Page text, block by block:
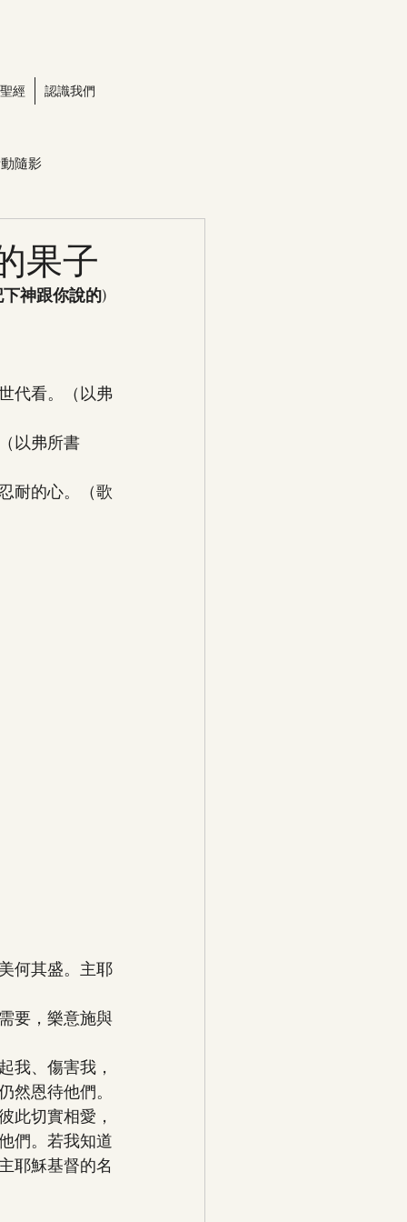
經 認識我們
隨影
果子
神跟你說的)
代看。（以弗
以弗所書
耐的心。（歌
何其盛。主耶
要，樂意施與
我、傷害我，
然恩待他們。
此切實相愛，
們。若我知道
耶穌基督的名